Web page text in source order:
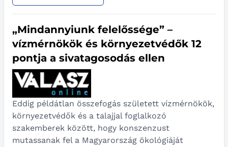
„Mindannyiunk felelőssége” –
vízmérnökök és környezetvédők 12
pontja a sivatagosodás ellen
Eddig példátlan összefogás született vízmérnökök,
környezetvédők és a talajjal foglalkozó
szakemberek között, hogy konszenzust
mutassanak fel a Magyarország ökológiáját